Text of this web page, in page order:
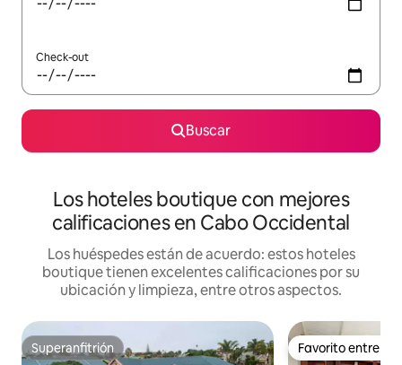
Check-out
Buscar
Los hoteles boutique con mejores
calificaciones en Cabo Occidental
Los huéspedes están de acuerdo: estos hoteles
boutique tienen excelentes calificaciones por su
ubicación y limpieza, entre otros aspectos.
Superanfitrión
Superanfitrión Favorito entre
Favorito entre